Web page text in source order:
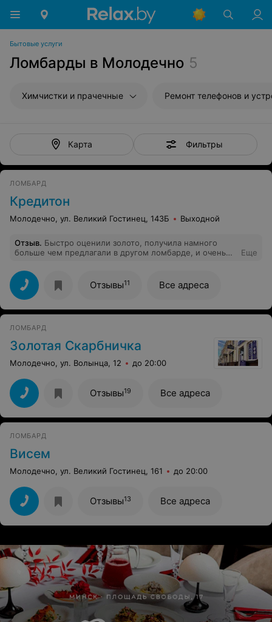
Бытовые услуги
Ломбарды в Молодечно 5
Химчистки и прачечные Ремонт телефонов и устройств
Карта Фильтры
ЛОМБАРД
Кредитон
Молодечно, ул. Великий Гостинец, 143Б Выходной
Отзыв. Быстро оценили золото, получила намного
больше чем предлагали в другом ломбарде, и очень
Еще
Отзывы11 Все адреса
ЛОМБАРД
Золотая Скарбничка
Молодечно, ул. Волынца, 12 до 20:00
Отзывы19 Все адреса
ЛОМБАРД
Висем
Молодечно, ул. Великий Гостинец, 161 до 20:00
Отзывы13 Все адреса